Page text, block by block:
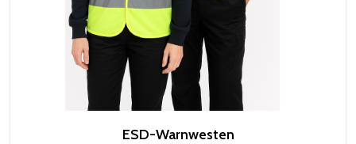
ESD-Warnwesten